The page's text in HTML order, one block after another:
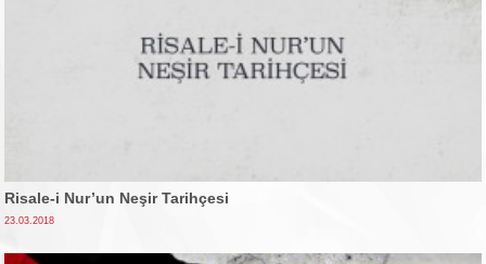
Risale-i Nur’un Neşir Tarihçesi
23.03.2018